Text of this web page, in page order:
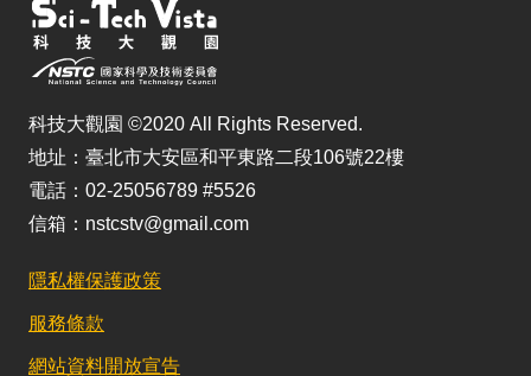
科技大觀園 ©2020 All Rights Reserved.
地址：臺北市大安區和平東路二段106號22樓
電話：02-25056789 #5526
信箱：nstcstv@gmail.com
隱私權保護政策
服務條款
網站資料開放宣告